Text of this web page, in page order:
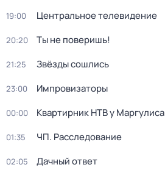
19:00 Центральное телевидение
20:20 Ты не поверишь!
21:25 Звёзды сошлись
23:00 Импровизаторы
00:00 Квартирник НТВ у Маргулиса
01:35 ЧП. Расследование
02:05 Дачный ответ